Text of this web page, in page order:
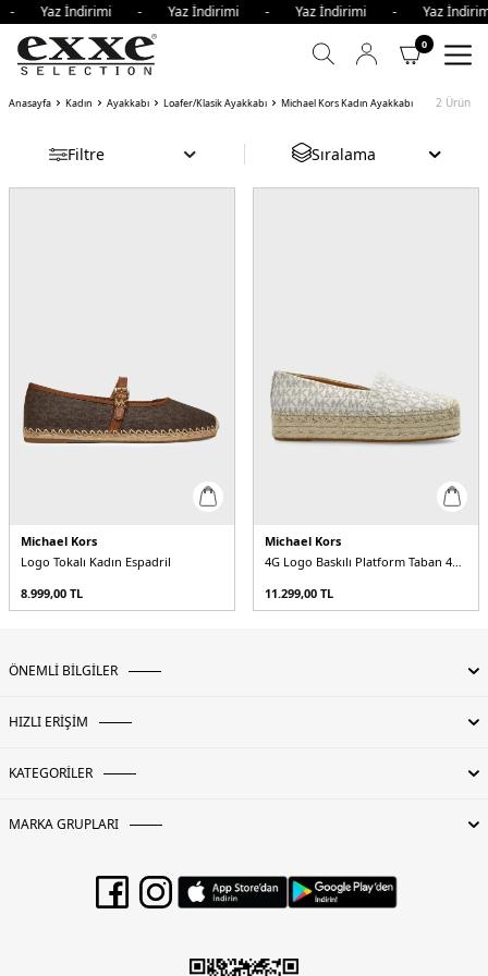
- Yaz İndirimi - Yaz İndirimi - Yaz İndirimi - Yaz
0
Anasayfa Kadın Ayakkabı Loafer/Klasik Ayakkabı Michael Kors Kadın Ayakkabı 2 Ürün
Filtre Sıralama
Michael Kors
Logo Tokalı Kadın Espadril
8.999,00 TL
Michael Kors
4G Logo Baskılı Platform Taban 40S5LYFP1B150 Kadın Espadril
11.299,00 TL
ÖNEMLİ BİLGİLER
HIZLI ERİŞİM
KATEGORİLER
MARKA GRUPLARI